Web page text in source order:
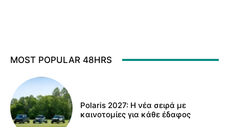
MOST POPULAR 48HRS
Polaris 2027: Η νέα σειρά με
καινοτομίες για κάθε έδαφος